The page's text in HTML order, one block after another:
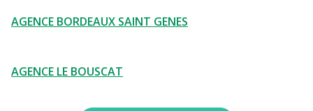
AGENCE BORDEAUX SAINT GENES
AGENCE LE BOUSCAT